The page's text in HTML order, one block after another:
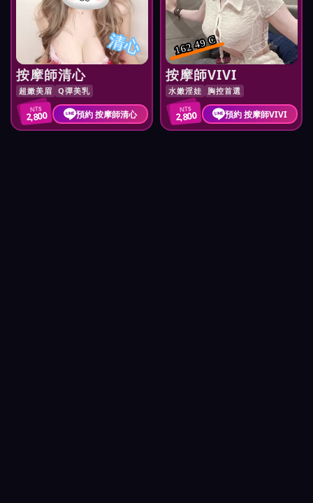
清心
按摩師清心
超嫩美眉 Q彈美乳
NT$
2,800 預約 按摩師清心
162 49 C
按摩師VIVI
水嫩淫娃 胸控首選
NT$
2,800 預約 按摩師VIVI